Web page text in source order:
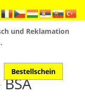
und Reklamation
Bestellschein